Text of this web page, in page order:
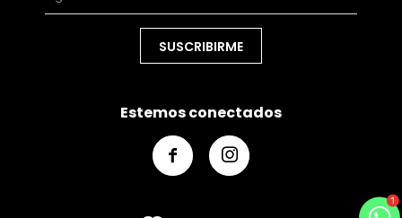
SUSCRIBIRME
Estemos conectados
 